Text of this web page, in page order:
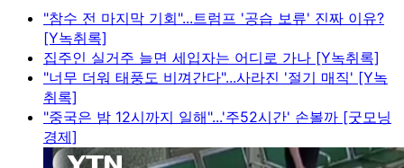
"참수 전 마지막 기회"...트럼프 '공습 보류' 진짜 이유?
[Y녹취록]
집주인 실거주 늘면 세입자는 어디로 가나 [Y녹취록]
"너무 더워 태풍도 비껴간다"...사라진 '절기 매직' [Y녹
취록]
"중국은 밤 12시까지 일해"...'주52시간' 손볼까 [굿모닝
경제]